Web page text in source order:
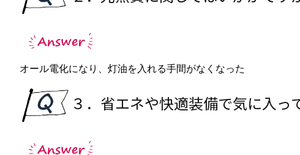
オール電化になり、灯油を入れる手間がなくなった
３．省エネや快適装備で気に入っ